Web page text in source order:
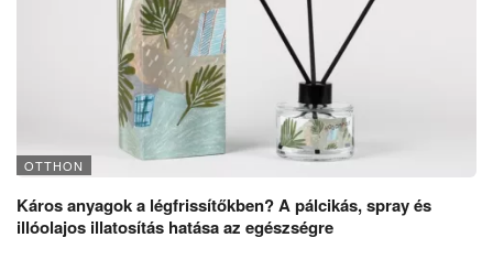
OTTHON
Káros anyagok a légfrissítőkben? A pálcikás, spray és
illóolajos illatosítás hatása az egészségre